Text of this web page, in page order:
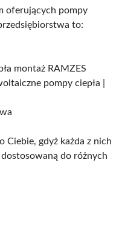
oferujących pompy
to:
montaż RAMZES
pompy ciepła |
Ciebie, gdyż każda z nich
do różnych